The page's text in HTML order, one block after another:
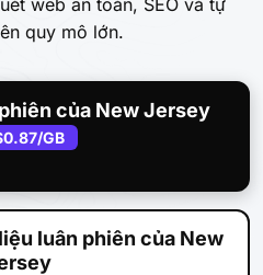
quy mô lớn.
của New Jersey
/GB
luân phiên của New